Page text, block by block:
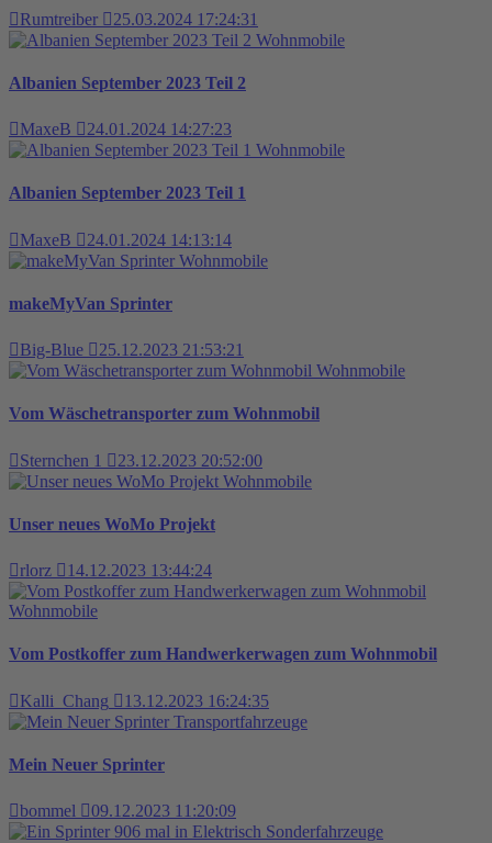
Rumtreiber
25.03.2024 17:24:31
Wohnmobile
Albanien September 2023 Teil 2
MaxeB
24.01.2024 14:27:23
Wohnmobile
Albanien September 2023 Teil 1
MaxeB
24.01.2024 14:13:14
Wohnmobile
makeMyVan Sprinter
Big-Blue
25.12.2023 21:53:21
Wohnmobile
Vom Wäschetransporter zum Wohnmobil
Sternchen 1
23.12.2023 20:52:00
Wohnmobile
Unser neues WoMo Projekt
rlorz 14.12.2023 13:44:24
Wohnmobile
Vom Postkoffer zum Handwerkerwagen zum Wohnmobil
Kalli_Chang
13.12.2023 16:24:35
Transportfahrzeuge
Mein Neuer Sprinter
bommel
09.12.2023 11:20:09
Sonderfahrzeuge